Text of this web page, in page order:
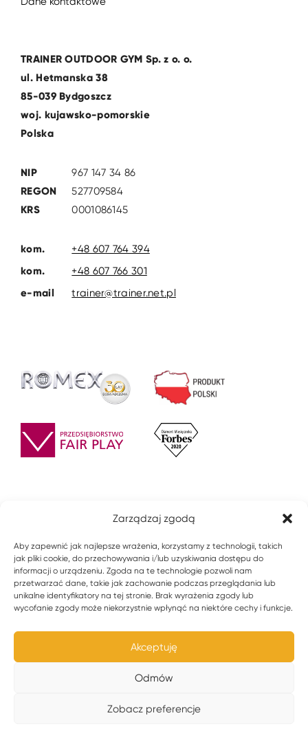
Zarządzaj zgodą
Aby zapewnić jak najlepsze wrażenia, korzystamy z technologii, takich
jak pliki cookie, do przechowywania i/lub uzyskiwania dostępu do
informacji o urządzeniu. Zgoda na te technologie pozwoli nam
przetwarzać dane, takie jak zachowanie podczas przeglądania lub
unikalne identyfikatory na tej stronie. Brak wyrażenia zgody lub
wycofanie zgody może niekorzystnie wpłynąć na niektóre cechy i funkcje.
Akceptuję
Odmów
Zobacz preferencje
TRAINER OUTDOOR GYM Sp. z o. o.
ul. Hetmanska 38
85-039 Bydgoszcz
woj. kujawsko-pomorskie
Polska
NIP
967 147 34 86
REGON
527709584
KRS
0001086145
kom.
+48 607 764 394
kom.
+48 607 766 301
e-mail
trainer@trainer.net.pl